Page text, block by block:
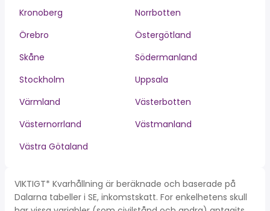
Kronoberg
Norrbotten
Örebro
Östergötland
Skåne
Södermanland
Stockholm
Uppsala
Värmland
Västerbotten
Västernorrland
Västmanland
Västra Götaland
VIKTIGT* Kvarhållning är beräknade och baserade på
Dalarna tabeller i SE, inkomstskatt. For enkelhetens skull